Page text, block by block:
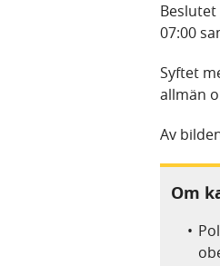
07:00
Syftet
allmän
Av
Om